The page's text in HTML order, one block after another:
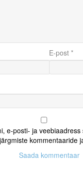
E-post *
e-posti- ja veebiaadress
kommentaaride